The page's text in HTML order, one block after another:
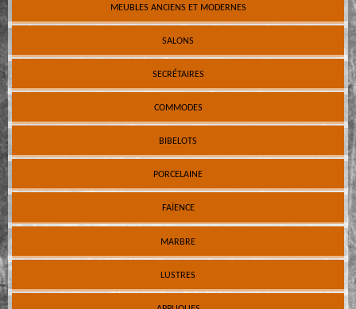
MEUBLES ANCIENS ET MODERNES
SALONS
SECRÉTAIRES
COMMODES
BIBELOTS
PORCELAINE
FAÏENCE
MARBRE
LUSTRES